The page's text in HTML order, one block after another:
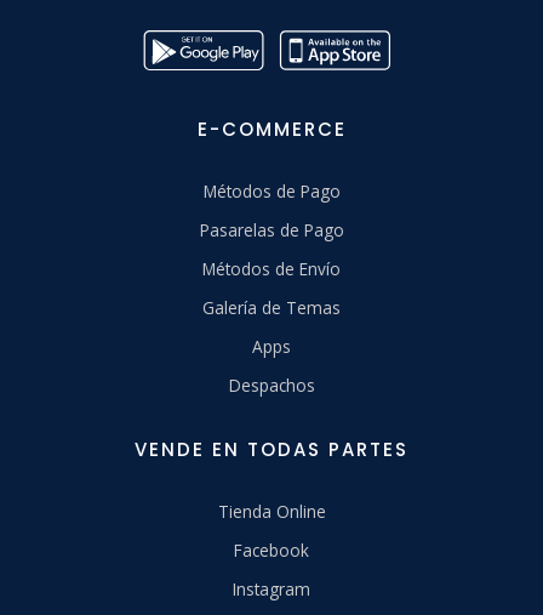
E-COMMERCE
Métodos de Pago
Pasarelas de Pago
Métodos de Envío
Galería de Temas
Apps
Despachos
VENDE EN TODAS PARTES
Tienda Online
Facebook
Instagram